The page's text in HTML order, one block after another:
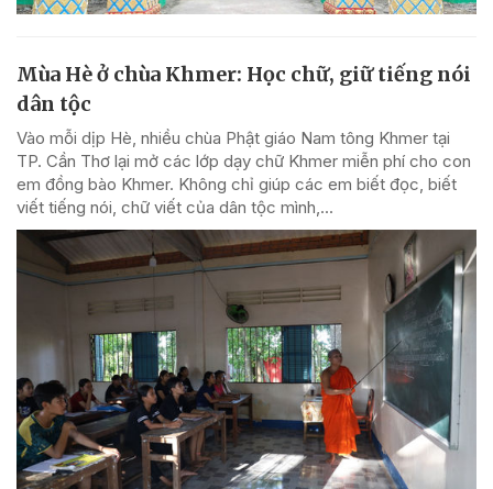
Mùa Hè ở chùa Khmer: Học chữ, giữ tiếng nói
dân tộc
Vào mỗi dịp Hè, nhiều chùa Phật giáo Nam tông Khmer tại
TP. Cần Thơ lại mở các lớp dạy chữ Khmer miễn phí cho con
em đồng bào Khmer. Không chỉ giúp các em biết đọc, biết
viết tiếng nói, chữ viết của dân tộc mình,...